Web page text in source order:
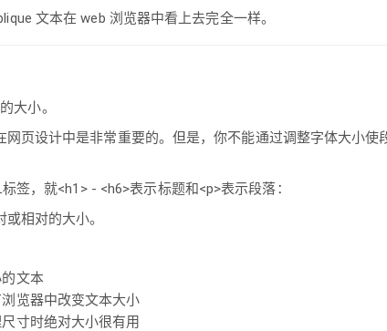
文本在 web 浏览器中看上去完全一样。
大小。
网页设计中是非常重要的。但是，你不能通过调整字体大小使
签，就<h1> - <h6>表示标题和<p>表示段落：
相对的大小。
文本
览器中改变文本大小
寸时绝对大小很有用